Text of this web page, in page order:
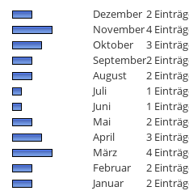
Dezember 2
November4
Oktober
3
September2
August
2
Juli
1
Juni
1
Mai
2
April
3
März
4
Februar
2
Januar
2